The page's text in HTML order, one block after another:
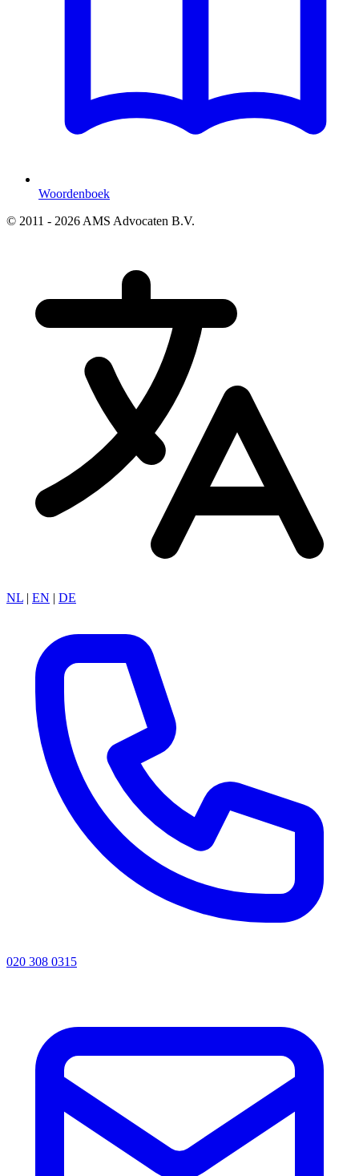
Woordenboek
© 2011 - 2026 AMS Advocaten B.V.
NL | EN | DE
020 308 0315